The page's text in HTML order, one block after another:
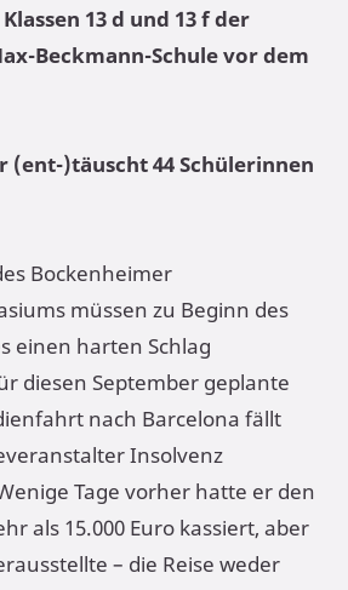
13 d und 13 f der
Beckmann-Schule vor dem
(ent-)täuscht 44 Schülerinnen
Bockenheimer
müssen zu Beginn des
einen harten Schlag
diesen September geplante
nach Barcelona fällt
Insolvenz
Tage vorher hatte er den
als 15.000 Euro kassiert, aber
– die Reise weder